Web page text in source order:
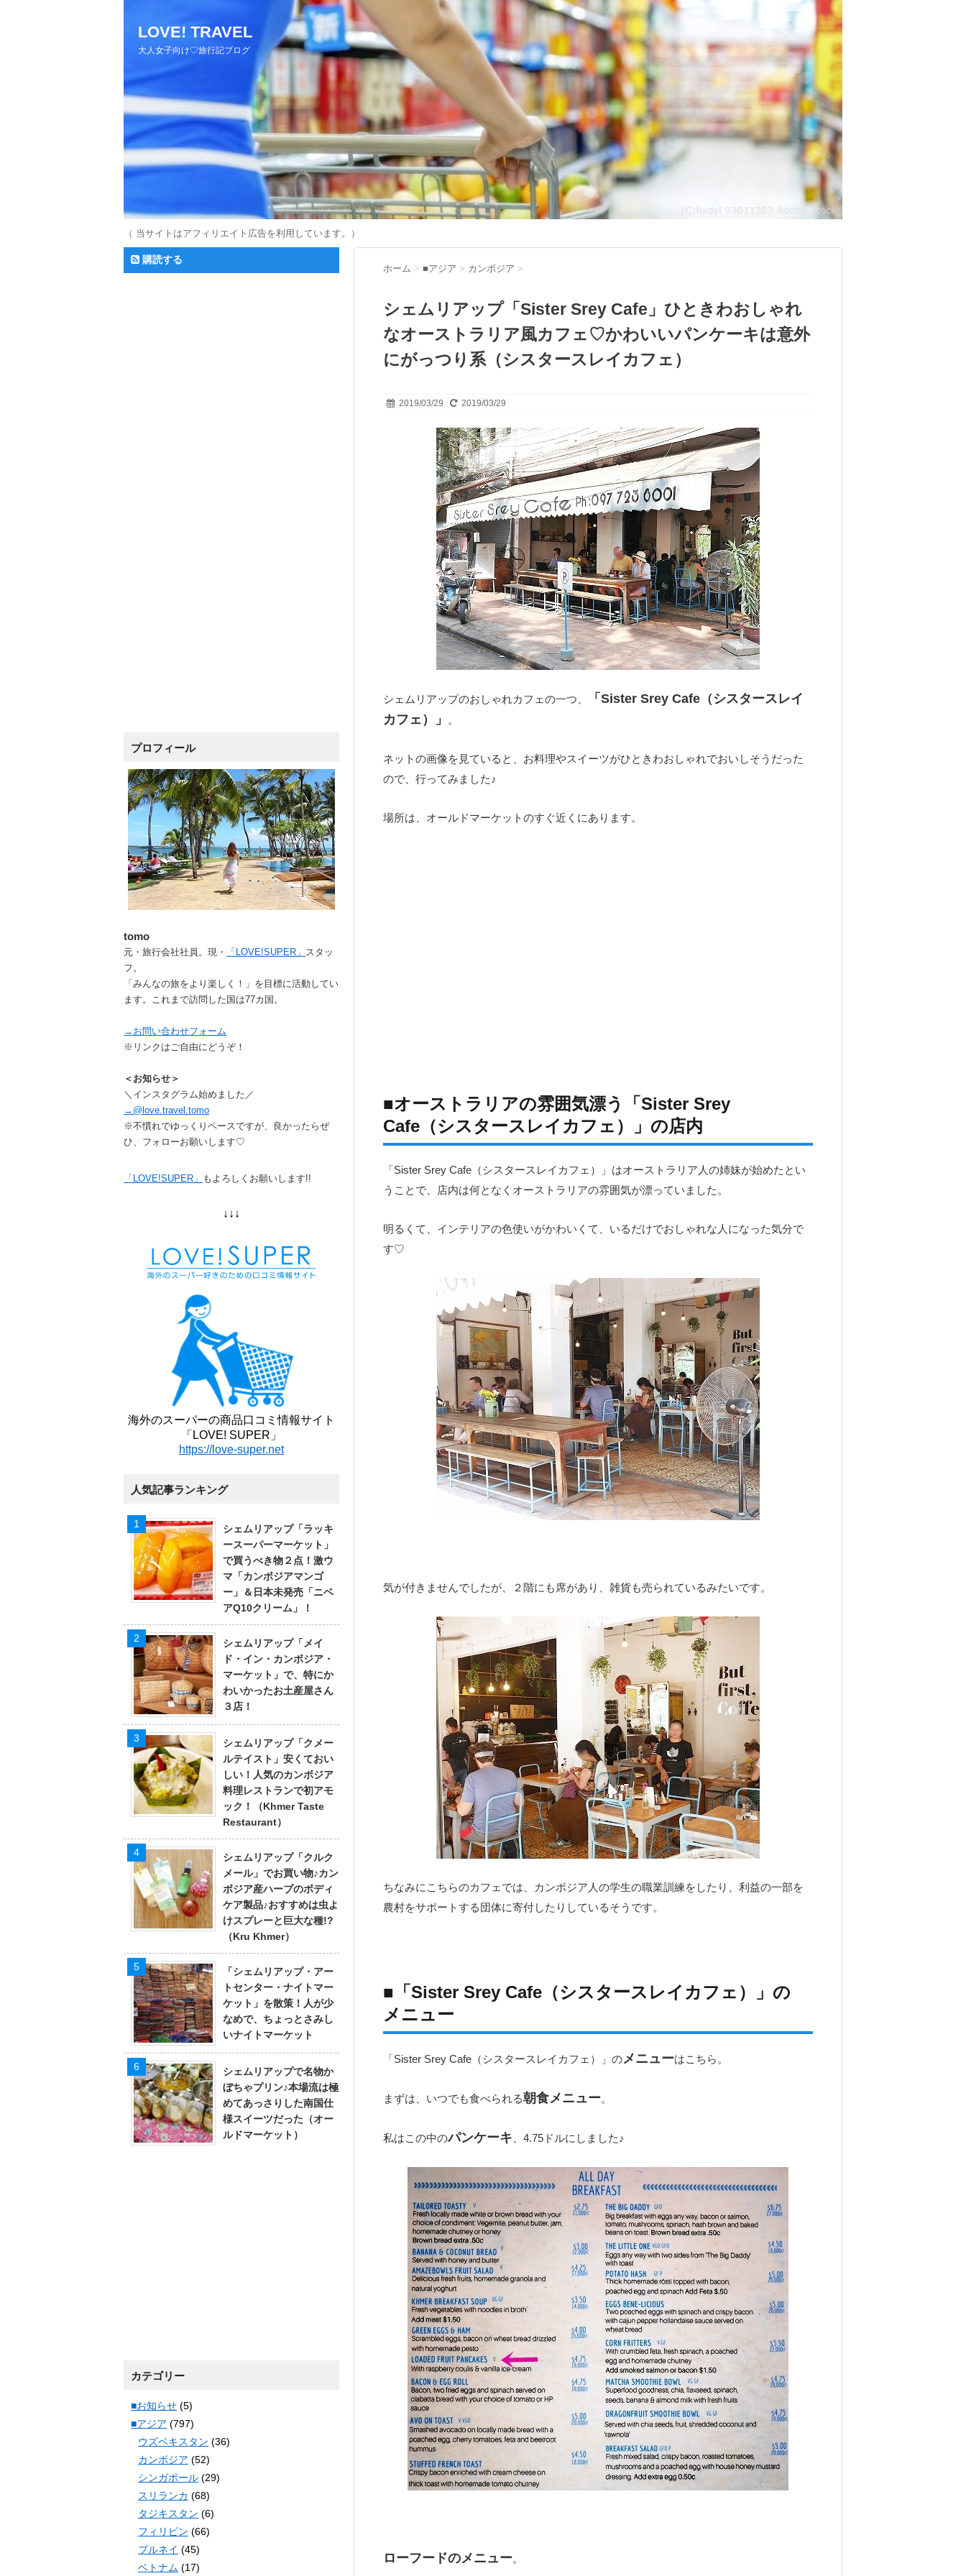
LOVE! TRAVEL
大人女子向け♡旅行記ブログ
（ 当サイトはアフィリエイト広告を利用しています。）
ホーム > ■アジア > カンボジア >
シェムリアップ「Sister Srey Cafe」ひときわおしゃれ
なオーストラリア風カフェ♡かわいいパンケーキは意外
にがっつり系（シスタースレイカフェ）
2019/03/29 2019/03/29
シェムリアップのおしゃれカフェの一つ、
「Sister Srey Cafe（シスタースレイ
カフェ）」
。
ネットの画像を見ていると、お料理やスイーツがひときわおしゃれでおいしそうだった
ので、行ってみました♪
場所は、オールドマーケットのすぐ近くにあります。
■オーストラリアの雰囲気漂う「Sister Srey
Cafe（シスタースレイカフェ）」の店内
「Sister Srey Cafe（シスタースレイカフェ）」はオーストラリア人の姉妹が始めたとい
うことで、店内は何となくオーストラリアの雰囲気が漂っていました。
明るくて、インテリアの色使いがかわいくて、いるだけでおしゃれな人になった気分で
す♡
気が付きませんでしたが、２階にも席があり、雑貨も売られているみたいです。
ちなみにこちらのカフェでは、カンボジア人の学生の職業訓練をしたり、利益の一部を
農村をサポートする団体に寄付したりしているそうです。
■「Sister Srey Cafe（シスタースレイカフェ）」の
メニュー
「Sister Srey Cafe（シスタースレイカフェ）」のメニューはこちら。
まずは、いつでも食べられる朝食メニュー。
私はこの中のパンケーキ 、4.75ドルにしました♪
ローフードのメニュー。
購読する
プロフィール
tomo
元・旅行会社社員。現・ 「LOVE!SUPER」 スタッ
フ。
「みんなの旅をより楽しく！」を目標に活動してい
ます。これまで訪問した国は77カ国。
→お問い合わせフォーム
※リンクはご自由にどうぞ！
＜お知らせ＞
＼インスタグラム始めました／
→@love.travel.tomo
※不慣れでゆっくりペースですが、良かったらぜ
ひ、フォローお願いします♡
「LOVE!SUPER」 もよろしくお願いします!!
↓↓↓
海外のスーパーの商品口コミ情報サイト
「LOVE! SUPER」
https://love-super.net
人気記事ランキング
シェムリアップ「ラッキ
ースーパーマーケット」
で買うべき物２点！激ウ
マ「カンボジアマンゴ
ー」＆日本未発売「ニベ
アQ10クリーム」！
シェムリアップ「メイ
ド・イン・カンボジア・
マーケット」で、特にか
わいかったお土産屋さん
３店！
シェムリアップ「クメー
ルテイスト」安くておい
しい！人気のカンボジア
料理レストランで初アモ
ック！（Khmer Taste
Restaurant）
シェムリアップ「クルク
メール」でお買い物♪カン
ボジア産ハーブのボディ
ケア製品♪おすすめは虫よ
けスプレーと巨大な種!?
（Kru Khmer）
「シェムリアップ・アー
トセンター・ナイトマー
ケット」を散策！人が少
なめで、ちょっとさみし
いナイトマーケット
シェムリアップで名物か
ぼちゃプリン♪本場流は極
めてあっさりした南国仕
様スイーツだった（オー
ルドマーケット）
カテゴリー
■お知らせ (5)
■アジア (797)
ウズベキスタン (36)
カンボジア (52)
シンガポール (29)
スリランカ (68)
タジキスタン (6)
フィリピン (66)
ブルネイ (45)
ベトナム (17)